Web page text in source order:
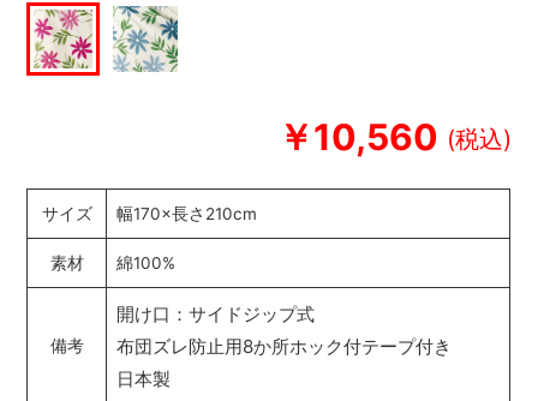
￥10,560
サイズ 幅170×長さ210cm
素材 綿100%
備考
開け口：サイドジップ式
布団ズレ防止用8か所ホック付テープ付き
日本製